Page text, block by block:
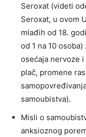
Seroxat (videti
Seroxat, u ovom
mlađih od 18.
od 1 na 10
osećaja nervoze
plač, promene
samoubistva).
Misli o
anksioznog